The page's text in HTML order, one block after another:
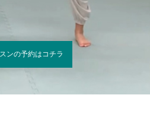
ンの予約はコチラ